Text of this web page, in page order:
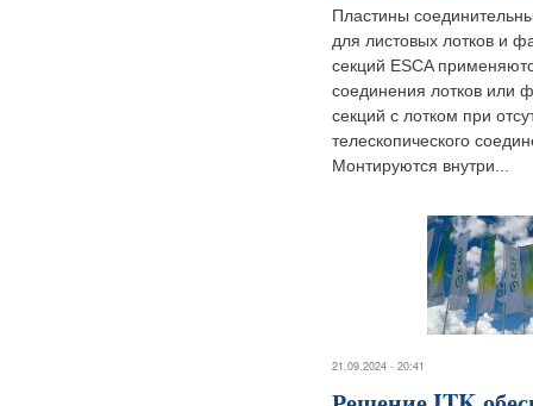
Пластины
для листовых лотков и
секций ESCA
соединения лотков или
секций с лотком при
телескопического
Монтируются внутри...
21.09.2024 - 20:41